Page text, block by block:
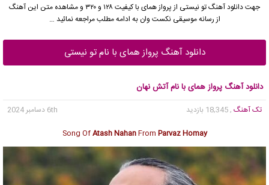
جهت دانلود آهنگ تو نیستی از پرواز همای
با کیفیت ۱۲۸ و ۳۲۰ و مشاهده متن این آهنگ
از رسانه موسیقی نکست وان به ادامه مطلب مراجعه نمائید …
دانلود آهنگ پرواز همای با نام تو نیستی
دانلود آهنگ پرواز همای با نام آتش نهان
تک آهنگ , 18,345 بازدید
6th دسامبر 2024
Song OfAtash NahanFrom Parvaz Homay